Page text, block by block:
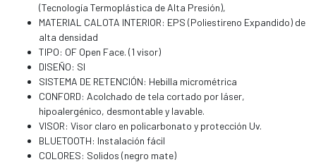
(Tecnología Termoplástica de Alta Presión),
MATERIAL CALOTA INTERIOR: EPS (Poliestireno Expandido) de
alta densidad
TIPO: OF Open Face. (1 visor)
DISEÑO: SI
SISTEMA DE RETENCIÓN: Hebilla micrométrica
CONFORD: Acolchado de tela cortado por láser,
hipoalergénico, desmontable y lavable.
VISOR: Visor claro en policarbonato y protección Uv.
BLUETOOTH: Instalación fácil
COLORES: Solidos (negro mate)